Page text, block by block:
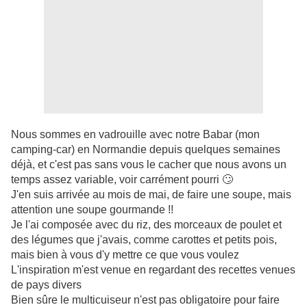
Nous sommes en vadrouille avec notre Babar (mon
camping-car) en Normandie depuis quelques semaines
déjà, et c'est pas sans vous le cacher que nous avons un
temps assez variable, voir carrément pourri 🙄
J'en suis arrivée au mois de mai, de faire une soupe, mais
attention une soupe gourmande !!
Je l'ai composée avec du riz, des morceaux de poulet et
des légumes que j'avais, comme carottes et petits pois,
mais bien à vous d'y mettre ce que vous voulez
L'inspiration m'est venue en regardant des recettes venues
de pays divers
Bien sûre le multicuiseur n'est pas obligatoire pour faire